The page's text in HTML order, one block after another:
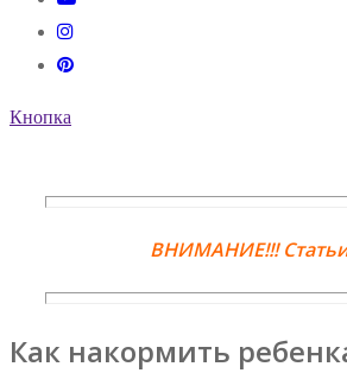
Кнопка
ВНИМАНИЕ!!!
Как накормить